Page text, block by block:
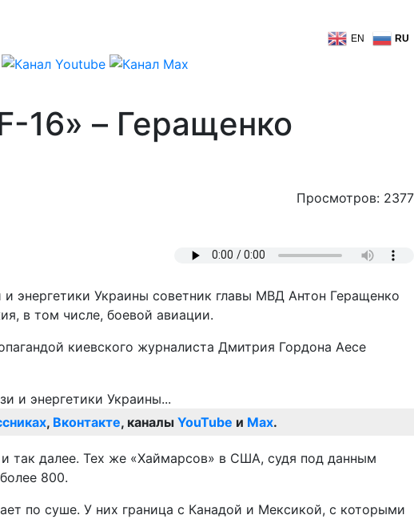
EN RU
16» – Геращенко
Просмотров: 2377
энергетики Украины советник главы МВД Антон Геращенко
в том числе, боевой авиации.
киевского журналиста Дмитрия Гордона Аесе
, Вконтакте, каналы YouTube и Max.
так далее. Тех же «Хаймарсов» в США, судя под данным
800.
по суше. У них граница с Канадой и Мексикой, с которыми